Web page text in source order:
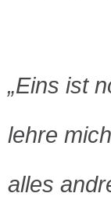
„Eins ist
lehre
alles